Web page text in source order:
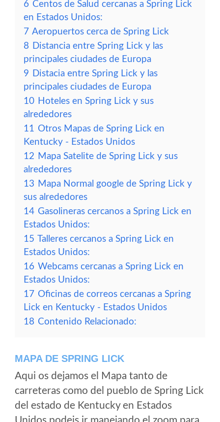
6 Centos de Salud cercanas a Spring Lick
en Estados Unidos:
7 Aeropuertos cerca de Spring Lick
8 Distancia entre Spring Lick y las
principales ciudades de Europa
9 Distacia entre Spring Lick y las
principales ciudades de Europa
10 Hoteles en Spring Lick y sus
alrededores
11 Otros Mapas de Spring Lick en
Kentucky - Estados Unidos
12 Mapa Satelite de Spring Lick y sus
alrededores
13 Mapa Normal google de Spring Lick y
sus alrededores
14 Gasolineras cercanos a Spring Lick en
Estados Unidos:
15 Talleres cercanos a Spring Lick en
Estados Unidos:
16 Webcams cercanas a Spring Lick en
Estados Unidos:
17 Oficinas de correos cercanas a Spring
Lick en Kentucky - Estados Unidos
18 Contenido Relacionado:
MAPA DE SPRING LICK
Aqui os dejamos el Mapa tanto de
carreteras como del pueblo de Spring Lick
del estado de Kentucky en Estados